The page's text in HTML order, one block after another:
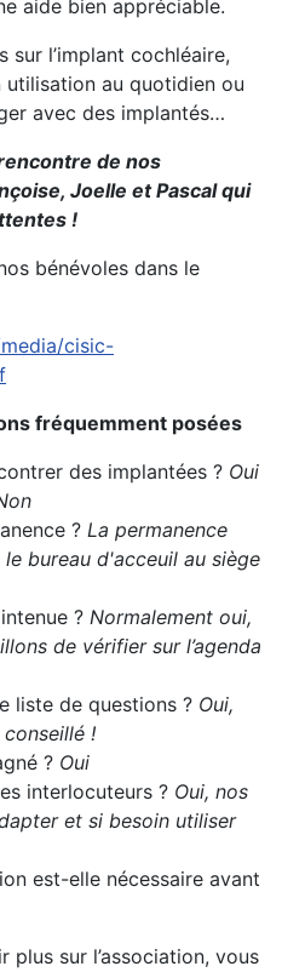
aide bien appréciable.
sur l’implant cochléaire,
utilisation au quotidien ou
avec des implantés…
de nos
Joelle et Pascal qui
!
bénévoles dans le
cisic-
fréquemment posées
des implantées ? Oui
? La permanence
le bureau d'acceuil au siège
? Normalement oui,
de vérifier sur l’agenda
liste de questions ? Oui,
!
? Oui
interlocuteurs ? Oui, nos
et si besoin utiliser
est-elle nécessaire avant
plus sur l’association, vous